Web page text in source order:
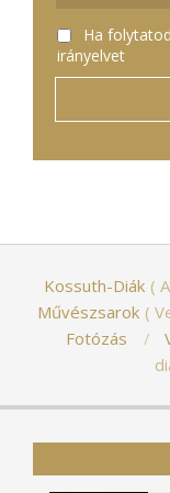
Ha
irányelvet
Kossuth-Diák
Művészsarok
Fotózás